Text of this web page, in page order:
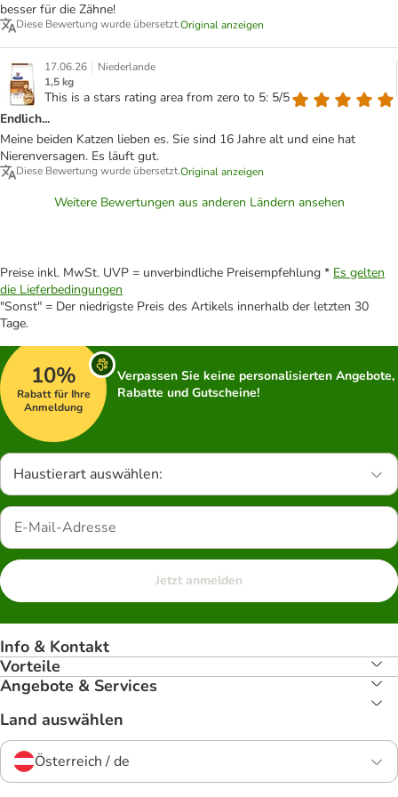
besser für die Zähne!
Diese Bewertung wurde übersetzt.Original anzeigen
17.06.26 | Niederlande
1,5 kg
This is a stars rating area from zero to 5: 5/5
Endlich...
Meine beiden Katzen lieben es. Sie sind 16 Jahre alt und eine hat
Nierenversagen. Es läuft gut.
Diese Bewertung wurde übersetzt.Original anzeigen
Weitere Bewertungen aus anderen Ländern ansehen
Preise inkl. MwSt. UVP = unverbindliche Preisempfehlung * Es gelten
die Lieferbedingungen
"Sonst" = Der niedrigste Preis des Artikels innerhalb der letzten 30
Tage.
10%
Rabatt für Ihre
Anmeldung
Verpassen Sie keine personalisierten Angebote,
Rabatte und Gutscheine!
Haustierart auswählen:
Jetzt anmelden
Info & Kontakt
Vorteile
Angebote & Services
Land auswählen
Österreich / de